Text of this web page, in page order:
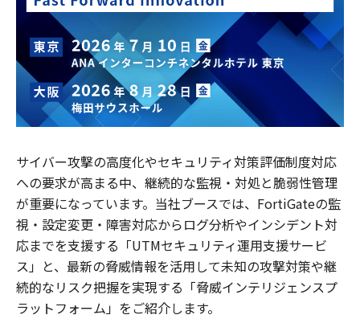
サイバー攻撃の高度化やセキュリティ対策評価制度対応
への要求が高まる中、継続的な監視・対処と脆弱性管理
が重要になっています。当社ブースでは、FortiGateの監
視・設定変更・障害対応からログ分析やインシデント対
応までを支援する「UTMセキュリティ運用支援サービ
ス」と、最新の脅威情報を活用して未知の攻撃対策や継
続的なリスク把握を実現する「脅威インテリジェンスプ
ラットフォーム」をご紹介します。